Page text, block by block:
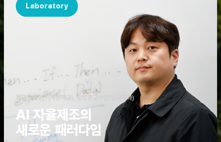
Laboratory
정임두교수(기계공학과), 임성훈교수(산업공학과)
AI 자율제조의
새로운 패러다임